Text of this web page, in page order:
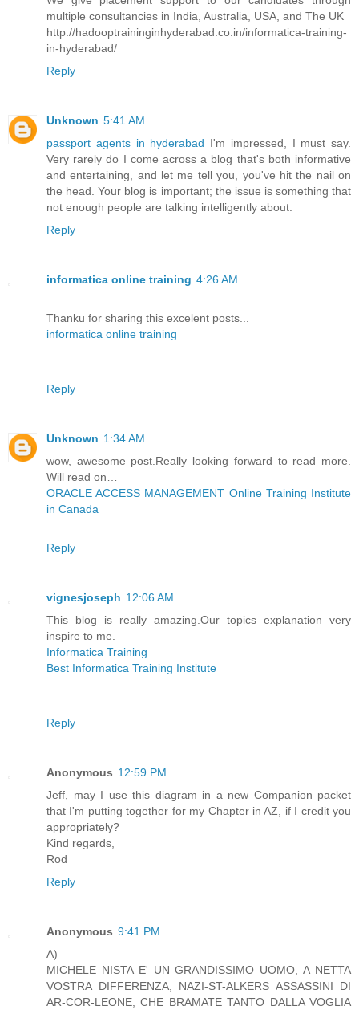
multiple consultancies in India, Australia, USA, and The UK
http://hadooptraininginhyderabad.co.in/informatica-training-
in-hyderabad/
Reply
Unknown 5:41 AM
passport agents in hyderabad I'm impressed, I must say.
Very rarely do I come across a blog that's both informative
and entertaining, and let me tell you, you've hit the nail on
the head. Your blog is important; the issue is something that
not enough people are talking intelligently about.
Reply
informatica online training 4:26 AM
Thanku for sharing this excelent posts...
informatica online training
Reply
Unknown 1:34 AM
wow, awesome post.Really looking forward to read more.
Will read on…
ORACLE ACCESS MANAGEMENT Online Training Institute
in Canada
Reply
vignesjoseph 12:06 AM
This blog is really amazing.Our topics explanation very
inspire to me.
Informatica Training
Best Informatica Training Institute
Reply
Anonymous 12:59 PM
Jeff, may I use this diagram in a new Companion packet
that I'm putting together for my Chapter in AZ, if I credit you
appropriately?
Kind regards,
Rod
Reply
Anonymous 9:41 PM
A)
MICHELE NISTA E' UN GRANDISSIMO UOMO, A NETTA
VOSTRA DIFFERENZA, NAZI-ST-ALKERS ASSASSINI DI
AR-COR-LEONE, CHE BRAMATE TANTO DALLA VOGLIA